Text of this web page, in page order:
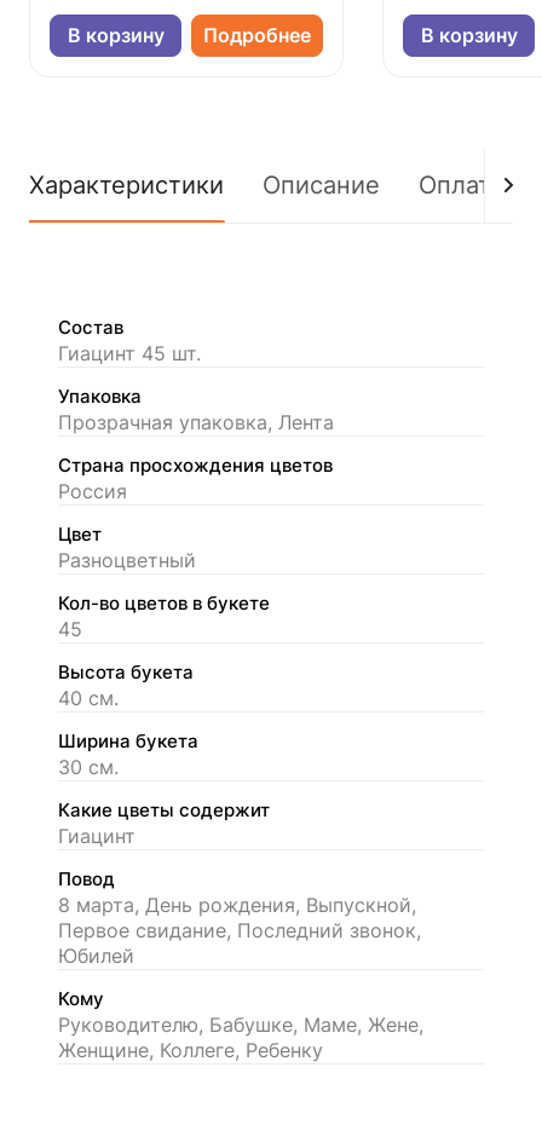
В корзину Подробнее В корзину
Характеристики Описание Оплата
Состав
Гиацинт 45 шт.
Упаковка
Прозрачная упаковка, Лента
Страна просхождения цветов
Россия
Цвет
Разноцветный
Кол-во цветов в букете
45
Высота букета
40 см.
Ширина букета
30 см.
Какие цветы содержит
Гиацинт
Повод
8 марта, День рождения, Выпускной,
Первое свидание, Последний звонок,
Юбилей
Кому
Руководителю, Бабушке, Маме, Жене,
Женщине, Коллеге, Ребенку